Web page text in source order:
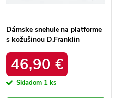
Dámske snehule na platforme
s kožušinou D.Franklin
46,90 €
Skladom 1 ks